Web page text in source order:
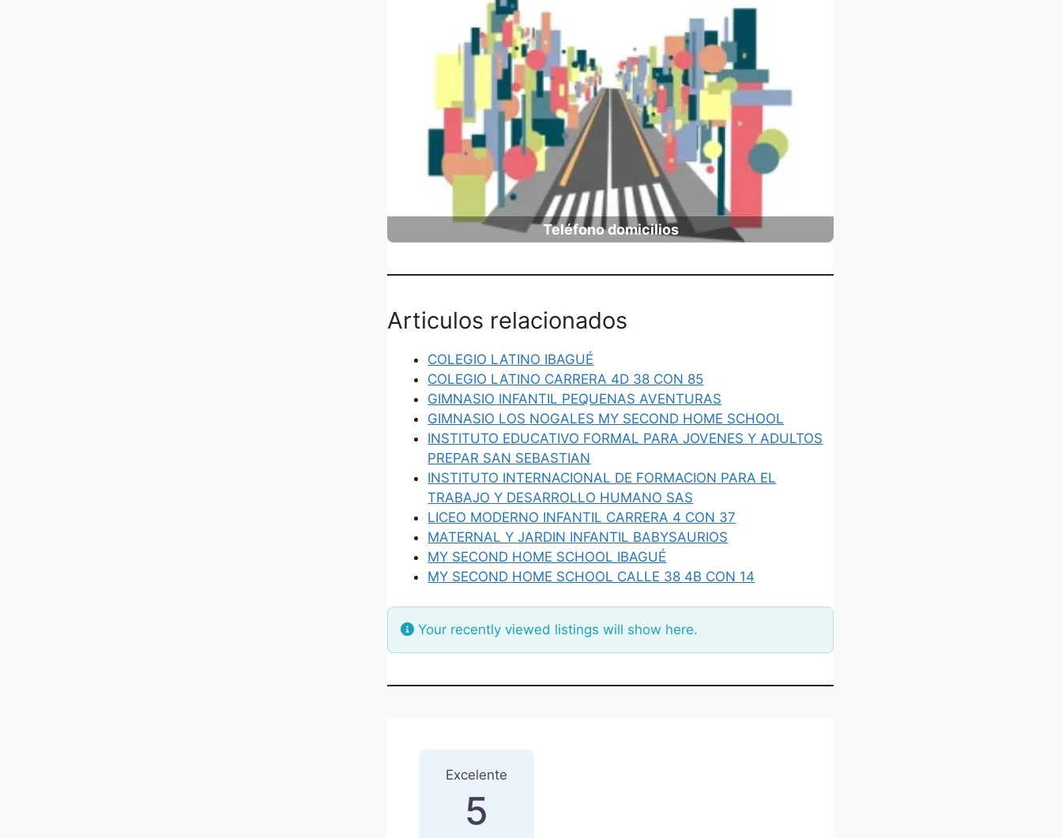
Teléfono domicilios
Articulos relacionados
COLEGIO LATINO IBAGUÉ
COLEGIO LATINO CARRERA 4D 38 CON 85
GIMNASIO INFANTIL PEQUENAS AVENTURAS
GIMNASIO LOS NOGALES MY SECOND HOME SCHOOL
INSTITUTO EDUCATIVO FORMAL PARA JOVENES Y ADULTOS
PREPAR SAN SEBASTIAN
INSTITUTO INTERNACIONAL DE FORMACION PARA EL
TRABAJO Y DESARROLLO HUMANO SAS
LICEO MODERNO INFANTIL CARRERA 4 CON 37
MATERNAL Y JARDIN INFANTIL BABYSAURIOS
MY SECOND HOME SCHOOL IBAGUÉ
MY SECOND HOME SCHOOL CALLE 38 4B CON 14
Your recently viewed listings will show here.
Excelente
5